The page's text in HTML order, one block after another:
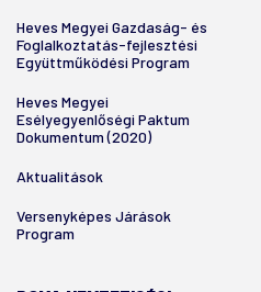
Heves Megyei Gazdaság- és
Foglalkoztatás-fejlesztési
Együttműködési Program
Heves Megyei
Esélyegyenlőségi Paktum
Dokumentum (2020)
Aktualitások
Versenyképes Járások
Program